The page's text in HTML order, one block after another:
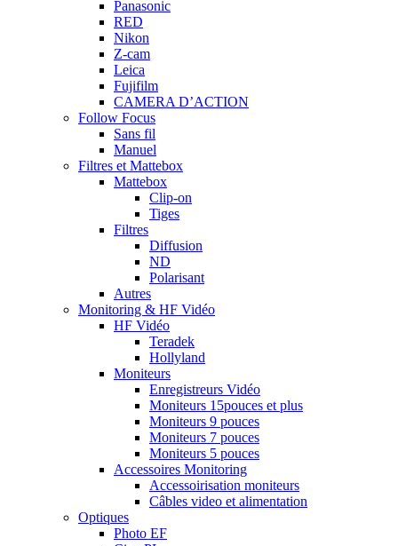
Panasonic
RED
Nikon
Z-cam
Leica
Fujifilm
CAMERA D’ACTION
Follow Focus
Sans fil
Manuel
Filtres et Mattebox
Mattebox
Clip-on
Tiges
Filtres
Diffusion
ND
Polarisant
Autres
Monitoring & HF Vidéo
HF Vidéo
Teradek
Hollyland
Moniteurs
Enregistreurs Vidéo
Moniteurs 15pouces et plus
Moniteurs 9 pouces
Moniteurs 7 pouces
Moniteurs 5 pouces
Accessoires Monitoring
Accessoirisation moniteurs
Câbles video et alimentation
Optiques
Photo EF